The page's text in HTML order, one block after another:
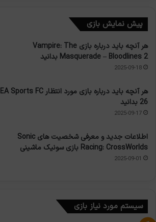
پیش نمایش بازی
هر آنچه باید درباره بازی Vampire: The
Masquerade – Bloodlines 2 بدانید
2025-09-18
هر آنچه باید درباره بازی مورد انتظار EA Sports FC
26 بدانید
2025-09-17
اطلاعات جدید و معرفی شخصیت های Sonic
Racing: CrossWorlds بازی سونیک ماشینی
2025-09-01
سیستم مورد نیاز بازی